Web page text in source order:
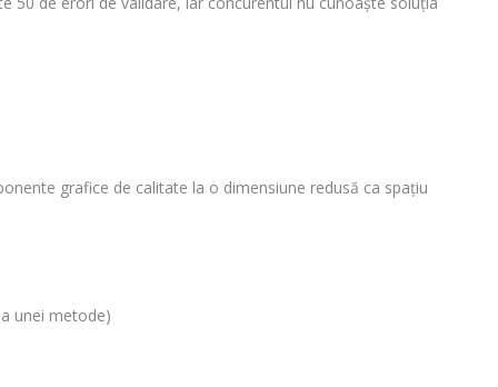
grafice de calitate la o dimensiune redusă ca spaţiu
unei metode)